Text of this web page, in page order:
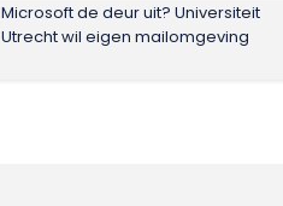
Microsoft de deur uit? Universiteit
Utrecht wil eigen mailomgeving